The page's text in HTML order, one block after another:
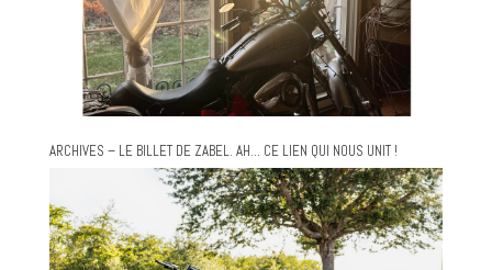
ARCHIVES – LE BILLET DE ZABEL. AH… CE LIEN QUI NOUS UNIT !